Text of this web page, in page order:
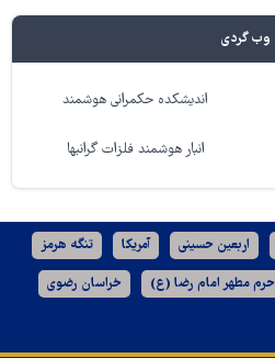
وب گردی
اندیشکده حکمرانی هوشمند
انبار هوشمند فلزات گرانبها
اربعین حسینی آمریکا تنگه هرمز
حرم مطهر امام رضا (ع) خراسان رضوی